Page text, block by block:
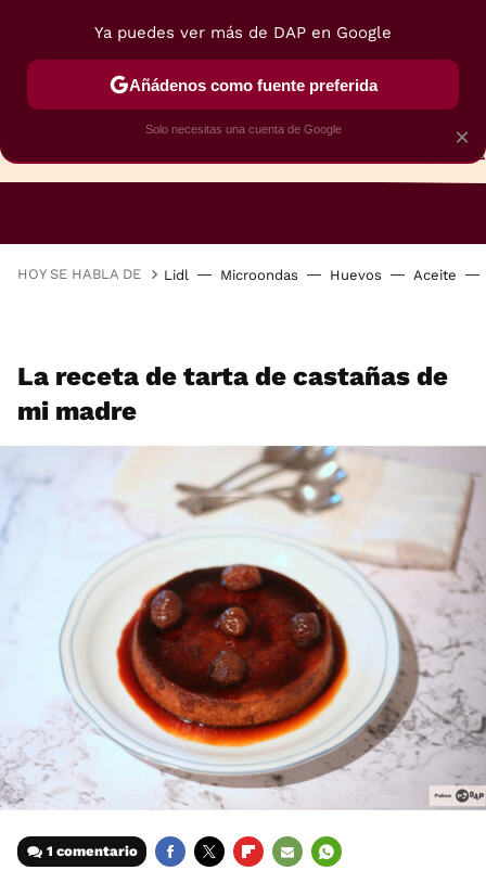
HOY SE HABLA DE Lidl Microondas Huevos Aceite
La receta de tarta de castañas de
mi madre
1 comentario
×
Ya puedes ver más de DAP en Google
Añádenos como fuente preferida
Solo necesitas una cuenta de Google